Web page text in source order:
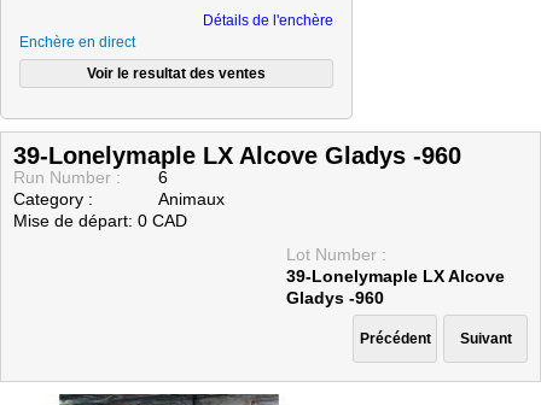
Détails de l'enchère
Enchère en direct
39-Lonelymaple LX Alcove Gladys -960
Run Number :
6
Category :
Animaux
Mise de départ: 0 CAD
Lot Number :
39-Lonelymaple LX Alcove
Gladys -960